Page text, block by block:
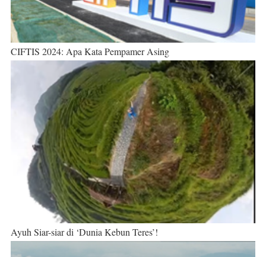
CIFTIS 2024: Apa Kata Pempamer Asing
Ayuh Siar-siar di ‘Dunia Kebun Teres’!